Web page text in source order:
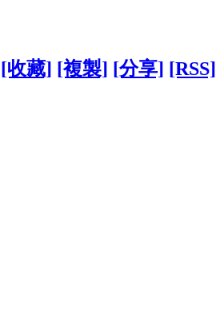
[收藏] [複製] [分享] [RSS]